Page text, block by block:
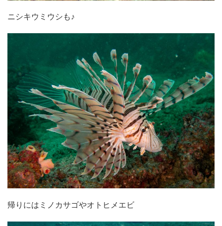
ニシキウミウシも♪
帰りにはミノカサゴやオトヒメエビ